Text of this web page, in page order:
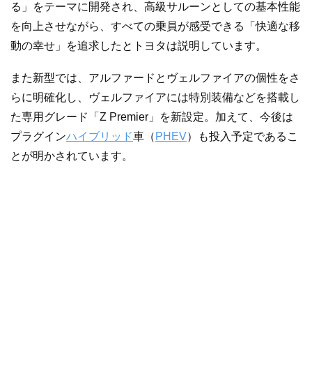
る」をテーマに開発され、高級サルーンとしての基本性能
を向上させながら、すべての乗員が感受できる「快適な移
動の幸せ」を追求したとトヨタは説明しています。
また新型では、アルファードとヴェルファイアの個性をさ
らに明確化し、ヴェルファイアには特別装備などを搭載し
た専用グレード「Z Premier」を新設定。加えて、今後は
プラグインハイブリッド車（ PHEV）も投入予定であるこ
とが明かされています。